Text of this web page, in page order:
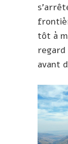
tôt à
avant